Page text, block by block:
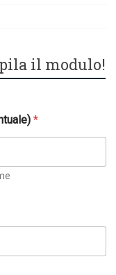
il modulo!
*